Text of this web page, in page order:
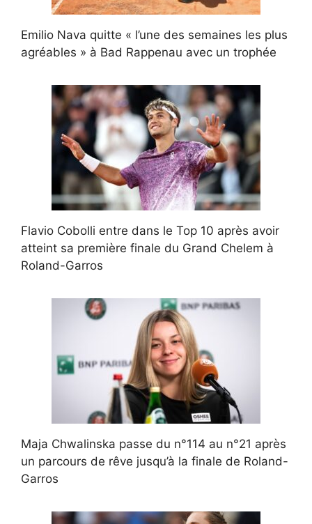
Emilio Nava quitte « l’une des semaines les plus
agréables » à Bad Rappenau avec un trophée
Flavio Cobolli entre dans le Top 10 après avoir
atteint sa première finale du Grand Chelem à
Roland-Garros
Maja Chwalinska passe du n°114 au n°21 après
un parcours de rêve jusqu’à la finale de Roland-
Garros